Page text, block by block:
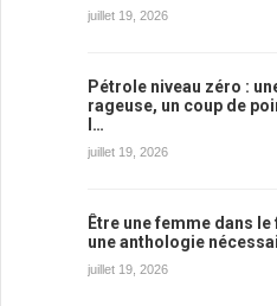
juillet 19, 2026
Pétrole niveau zéro :
rageuse, un coup de
l…
juillet 19, 2026
Être une femme dans
une anthologie
juillet 19, 2026